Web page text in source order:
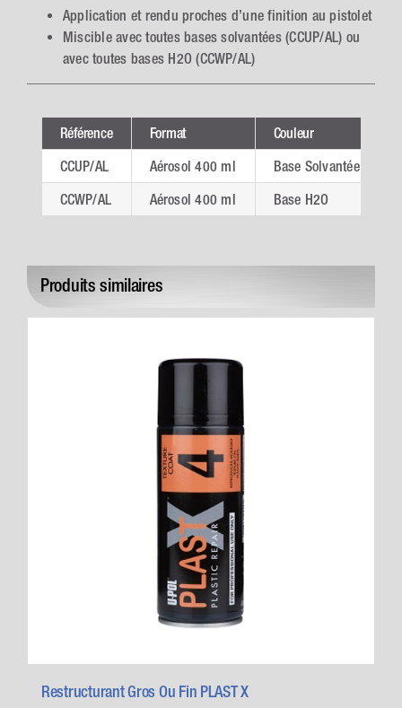
Application et rendu proches d’une finition au pistolet
Miscible avec toutes bases solvantées (CCUP/AL) ou
avec toutes bases H2O (CCWP/AL)
Référence Format Couleur
CCUP/AL Aérosol 400 ml Base Solvantée
CCWP/AL Aérosol 400 ml Base H2O
Produits similaires
Restructurant Gros Ou Fin PLAST X